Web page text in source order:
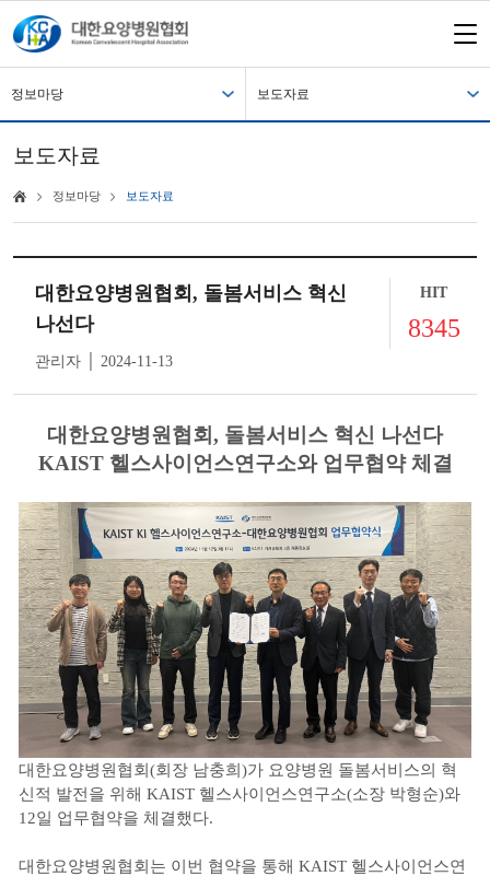
정보마당 보도자료
보도자료
정보마당 보도자료
대한요양병원협회, 돌봄서비스 혁신
나선다
관리자 │ 2024-11-13
HIT
8345
대한요양병원협회, 돌봄서비스 혁신 나선다
KAIST 헬스사이언스연구소와 업무협약 체결
대한요양병원협회(회장 남충희)가 요양병원 돌봄서비스의 혁
신적 발전을 위해 KAIST 헬스사이언스연구소(소장 박형순)와
12일 업무협약을 체결했다.
대한요양병원협회는 이번 협약을 통해 KAIST 헬스사이언스연